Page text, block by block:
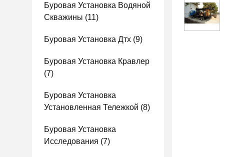
Буровая Установка Водяной
Скважины (11)
Буровая Установка Дтх (9)
Буровая Установка Кравлер
(7)
Буровая Установка
Установленная Тележкой (8)
Буровая Установка
Исследования (7)